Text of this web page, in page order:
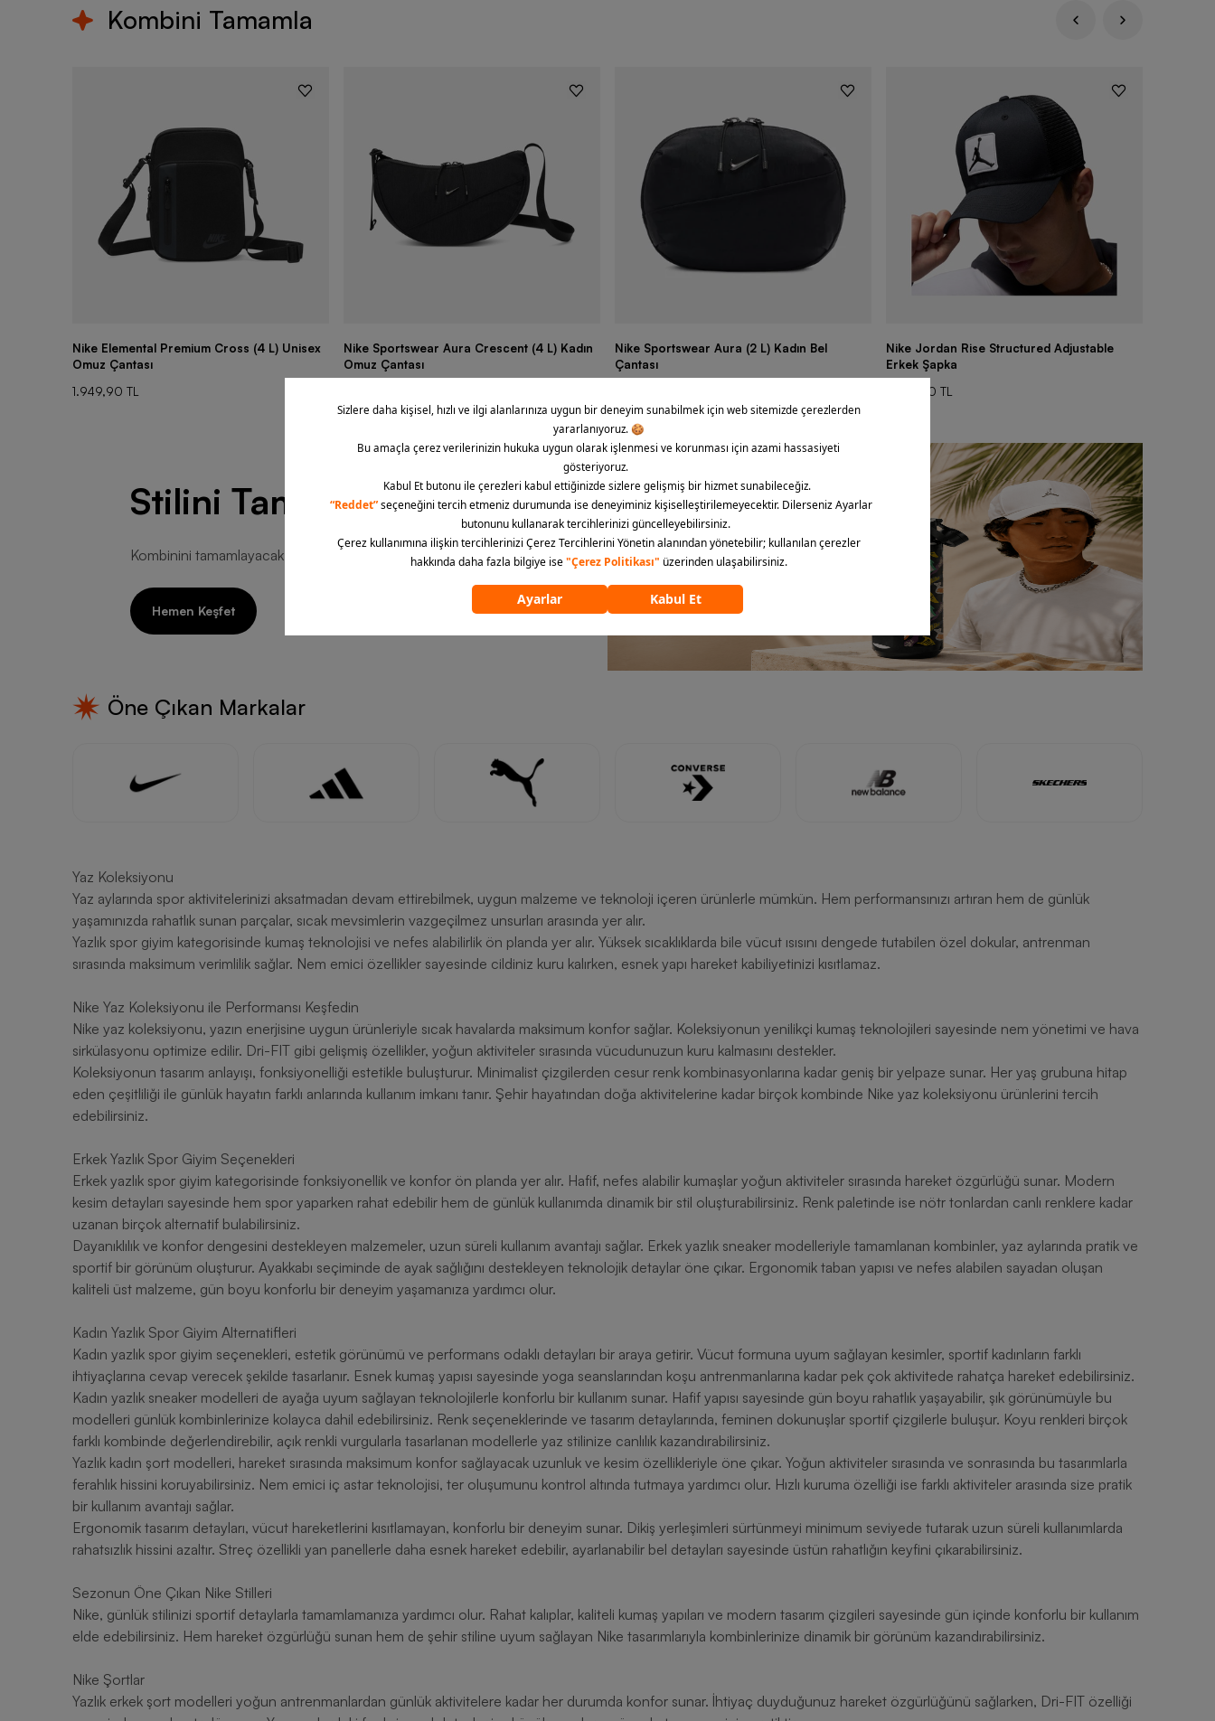
Kombini Tamamla
Nike Elemental Premium Cross (4 L) Unisex
Omuz Çantası
1.949,90 TL
Nike Sportswear Aura Crescent (4 L) Kadın
Omuz Çantası
Nike Sportswear Aura (2 L) Kadın Bel
Çantası
Nike Jordan Rise Structured Adjustable
Erkek Şapka
1.949,90 TL
Stilini Tamamla
Kombinini tamamlayacak aksesuarları incele!
Hemen Keşfet
Öne Çıkan Markalar
Yaz Koleksiyonu
Yaz aylarında spor aktivitelerinizi aksatmadan devam ettirebilmek, uygun malzeme ve teknoloji içeren ürünlerle mümkün. Hem performansınızı artıran hem de günlük
yaşamınızda rahatlık sunan parçalar, sıcak mevsimlerin vazgeçilmez unsurları arasında yer alır.
Yazlık spor giyim kategorisinde kumaş teknolojisi ve nefes alabilirlik ön planda yer alır. Yüksek sıcaklıklarda bile vücut ısısını dengede tutabilen özel dokular, antrenman
sırasında maksimum verimlilik sağlar. Nem emici özellikler sayesinde cildiniz kuru kalırken, esnek yapı hareket kabiliyetinizi kısıtlamaz.
Nike Yaz Koleksiyonu ile Performansı Keşfedin
Nike yaz koleksiyonu, yazın enerjisine uygun ürünleriyle sıcak havalarda maksimum konfor sağlar. Koleksiyonun yenilikçi kumaş teknolojileri sayesinde nem yönetimi ve hava
sirkülasyonu optimize edilir. Dri-FIT gibi gelişmiş özellikler, yoğun aktiviteler sırasında vücudunuzun kuru kalmasını destekler.
Koleksiyonun tasarım anlayışı, fonksiyonelliği estetikle buluşturur. Minimalist çizgilerden cesur renk kombinasyonlarına kadar geniş bir yelpaze sunar. Her yaş grubuna hitap
eden çeşitliliği ile günlük hayatın farklı anlarında kullanım imkanı tanır. Şehir hayatından doğa aktivitelerine kadar birçok kombinde Nike yaz koleksiyonu ürünlerini tercih
edebilirsiniz.
Erkek Yazlık Spor Giyim Seçenekleri
Erkek yazlık spor giyim kategorisinde fonksiyonellik ve konfor ön planda yer alır. Hafif, nefes alabilir kumaşlar yoğun aktiviteler sırasında hareket özgürlüğü sunar. Modern
kesim detayları sayesinde hem spor yaparken rahat edebilir hem de günlük kullanımda dinamik bir stil oluşturabilirsiniz. Renk paletinde ise nötr tonlardan canlı renklere kadar
uzanan birçok alternatif bulabilirsiniz.
Dayanıklılık ve konfor dengesini destekleyen malzemeler, uzun süreli kullanım avantajı sağlar. Erkek yazlık sneaker modelleriyle tamamlanan kombinler, yaz aylarında pratik ve
sportif bir görünüm oluşturur. Ayakkabı seçiminde de ayak sağlığını destekleyen teknolojik detaylar öne çıkar. Ergonomik taban yapısı ve nefes alabilen sayadan oluşan
kaliteli üst malzeme, gün boyu konforlu bir deneyim yaşamanıza yardımcı olur.
Kadın Yazlık Spor Giyim Alternatifleri
Kadın yazlık spor giyim seçenekleri, estetik görünümü ve performans odaklı detayları bir araya getirir. Vücut formuna uyum sağlayan kesimler, sportif kadınların farklı
ihtiyaçlarına cevap verecek şekilde tasarlanır. Esnek kumaş yapısı sayesinde yoga seanslarından koşu antrenmanlarına kadar pek çok aktivitede rahatça hareket edebilirsiniz.
Kadın yazlık sneaker modelleri de ayağa uyum sağlayan teknolojilerle konforlu bir kullanım sunar. Hafif yapısı sayesinde gün boyu rahatlık yaşayabilir, şık görünümüyle bu
modelleri günlük kombinlerinize kolayca dahil edebilirsiniz. Renk seçeneklerinde ve tasarım detaylarında, feminen dokunuşlar sportif çizgilerle buluşur. Koyu renkleri birçok
farklı kombinde değerlendirebilir, açık renkli vurgularla tasarlanan modellerle yaz stilinize canlılık kazandırabilirsiniz.
Yazlık kadın şort modelleri, hareket sırasında maksimum konfor sağlayacak uzunluk ve kesim özellikleriyle öne çıkar. Yoğun aktiviteler sırasında ve sonrasında bu tasarımlarla
ferahlık hissini koruyabilirsiniz. Nem emici iç astar teknolojisi, ter oluşumunu kontrol altında tutmaya yardımcı olur. Hızlı kuruma özelliği ise farklı aktiviteler arasında size pratik
bir kullanım avantajı sağlar.
Ergonomik tasarım detayları, vücut hareketlerini kısıtlamayan, konforlu bir deneyim sunar. Dikiş yerleşimleri sürtünmeyi minimum seviyede tutarak uzun süreli kullanımlarda
rahatsızlık hissini azaltır. Streç özellikli yan panellerle daha esnek hareket edebilir, ayarlanabilir bel detayları sayesinde üstün rahatlığın keyfini çıkarabilirsiniz.
Sezonun Öne Çıkan Nike Stilleri
Nike, günlük stilinizi sportif detaylarla tamamlamanıza yardımcı olur. Rahat kalıplar, kaliteli kumaş yapıları ve modern tasarım çizgileri sayesinde gün içinde konforlu bir kullanım
elde edebilirsiniz. Hem hareket özgürlüğü sunan hem de şehir stiline uyum sağlayan Nike tasarımlarıyla kombinlerinize dinamik bir görünüm kazandırabilirsiniz.
Nike Şortlar
Yazlık erkek şort modelleri yoğun antrenmanlardan günlük aktivitelere kadar her durumda konfor sunar. İhtiyaç duyduğunuz hareket özgürlüğünü sağlarken, Dri-FIT özelliği